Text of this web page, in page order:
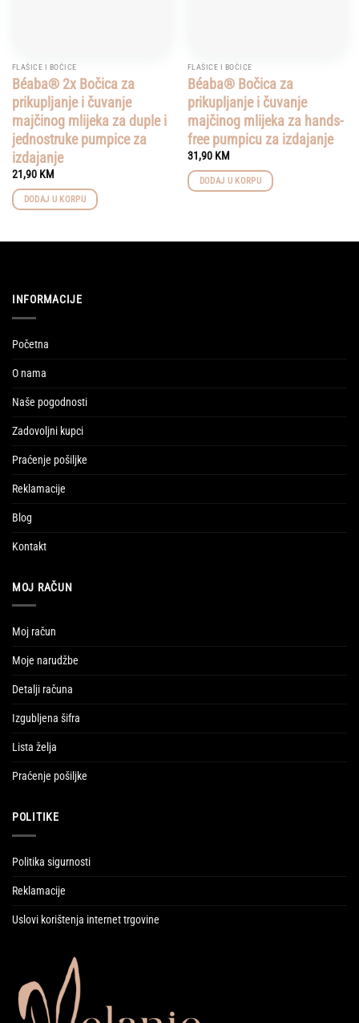
FLAŠICE I BOČICE
Béaba® 2x Bočica za
prikupljanje i čuvanje
majčinog mlijeka za duple i
jednostruke pumpice za
izdajanje
21,90 KM
DODAJ U KORPU
FLAŠICE I BOČICE
Béaba® Bočica za
prikupljanje i čuvanje
majčinog mlijeka za hands-
free pumpicu za izdajanje
31,90 KM
DODAJ U KORPU
INFORMACIJE
Početna
O nama
Naše pogodnosti
Zadovoljni kupci
Praćenje pošiljke
Reklamacije
Blog
Kontakt
MOJ RAČUN
Moj račun
Moje narudžbe
Detalji računa
Izgubljena šifra
Lista želja
Praćenje pošiljke
POLITIKE
Politika sigurnosti
Reklamacije
Uslovi korištenja internet trgovine